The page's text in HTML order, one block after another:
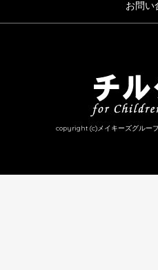
お問い
copyright (c)メイキーズグルー